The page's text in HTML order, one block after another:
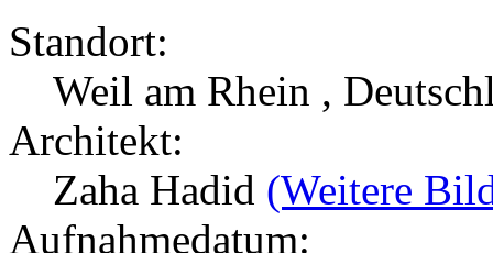
Standort:
Weil am Rhein ,
Architekt:
Zaha Hadid (Weitere
Aufnahmedatum: